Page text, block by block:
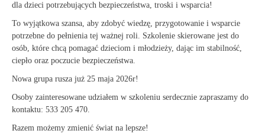
dla dzieci potrzebujących bezpieczeństwa, troski i wsparcia!
To wyjątkowa szansa, aby zdobyć wiedzę, przygotowanie i wsparcie
potrzebne do pełnienia tej ważnej roli. Szkolenie skierowane jest do
osób, które chcą pomagać dzieciom i młodzieży, dając im stabilność,
ciepło oraz poczucie bezpieczeństwa.
Nowa grupa rusza już 25 maja 2026r!
Osoby zainteresowane udziałem w szkoleniu serdecznie zapraszamy do
kontaktu: 533 205 470.
Razem możemy zmienić świat na lepsze!